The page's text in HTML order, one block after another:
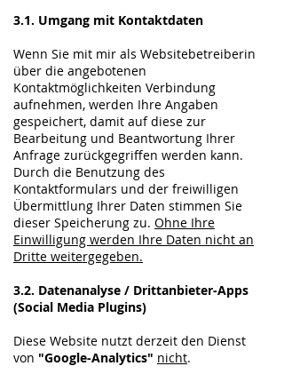
3.1. Umgang mit Kontaktdaten
Wenn Sie mit mir als Websitebetreiberin
über die angebotenen
Kontaktmöglichkeiten Verbindung
aufnehmen, werden Ihre Angaben
gespeichert, damit auf diese zur
Bearbeitung und Beantwortung Ihrer
Anfrage zurückgegriffen werden kann.
Durch die Benutzung des
Kontaktformulars und der freiwilligen
Übermittlung Ihrer Daten stimmen Sie
dieser Speicherung zu. Ohne Ihre
Einwilligung werden Ihre Daten nicht an
Dritte weitergegeben.
3.2. Datenanalyse / Drittanbieter-Apps
(Social Media Plugins)
Diese Website nutzt derzeit den Dienst
von "Google-Analytics" nicht.